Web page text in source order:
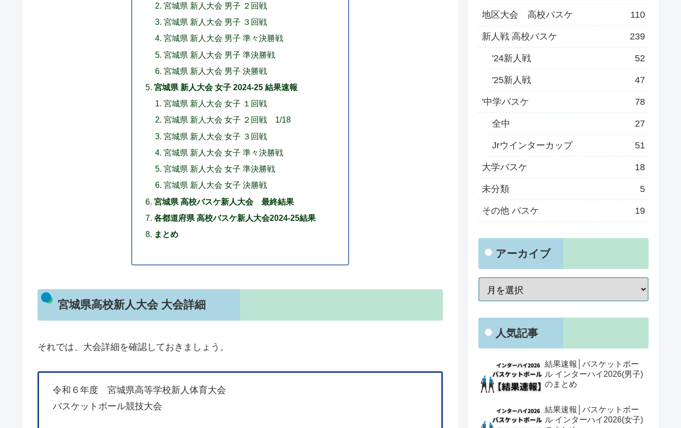
宮城県 新人大会 男子 ２回戦
宮城県 新人大会 男子 ３回戦
宮城県 新人大会 男子 準々決勝戦
宮城県 新人大会 男子 準決勝戦
宮城県 新人大会 男子 決勝戦
宮城県 新人大会 女子 2024-25 結果速報
宮城県 新人大会 女子 １回戦
宮城県 新人大会 女子 ２回戦 1/18
宮城県 新人大会 女子 ３回戦
宮城県 新人大会 女子 準々決勝戦
宮城県 新人大会 女子 準決勝戦
宮城県 新人大会 女子 決勝戦
宮城県 高校バスケ新人大会 最終結果
各都道府県 高校バスケ新人大会2024-25結果
まとめ
宮城県高校新人大会 大会詳細
それでは、大会詳細を確認しておきましょう。
令和６年度 宮城県高等学校新人体育大会
バスケットボール競技大会
地区大会 高校バスケ 110
新人戦 高校バスケ 239
'24新人戦 52
'25新人戦 47
'中学バスケ 78
全中 27
Jrウインターカップ 51
大学バスケ 18
未分類 5
その他 バスケ 19
アーカイブ
人気記事
結果速報│バスケットボー
ル インターハイ2026(男子)
のまとめ
結果速報│バスケットボー
ル インターハイ2026(女子)